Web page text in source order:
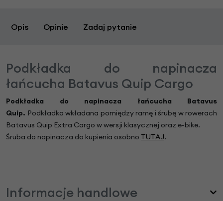
Opis Opinie Zadaj pytanie
Podkładka do napinacza
łańcucha Batavus Quip Cargo
Podkładka do napinacza łańcucha Batavus
Quip. Podkładka wkładana pomiędzy ramę i śrubę w rowerach
Batavus Quip Extra Cargo w wersji klasycznej oraz e-bike.
Śruba do napinacza do kupienia osobno TUTAJ.
Informacje handlowe